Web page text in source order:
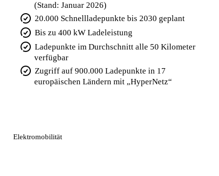
(Stand: Januar 2026)
20.000 Schnellladepunkte bis 2030 geplant
Bis zu 400 kW Ladeleistung
Ladepunkte im Durchschnitt alle 50 Kilometer
verfügbar
Zugriff auf 900.000 Ladepunkte in 17
europäischen Ländern mit „HyperNetz“
Elektromobilität